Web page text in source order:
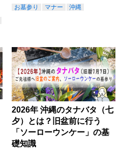
お墓参り マナー 沖縄
2026年 沖縄のタナバタ（七
夕）とは？旧盆前に行う
「ソーローウンケー」の基
礎知識